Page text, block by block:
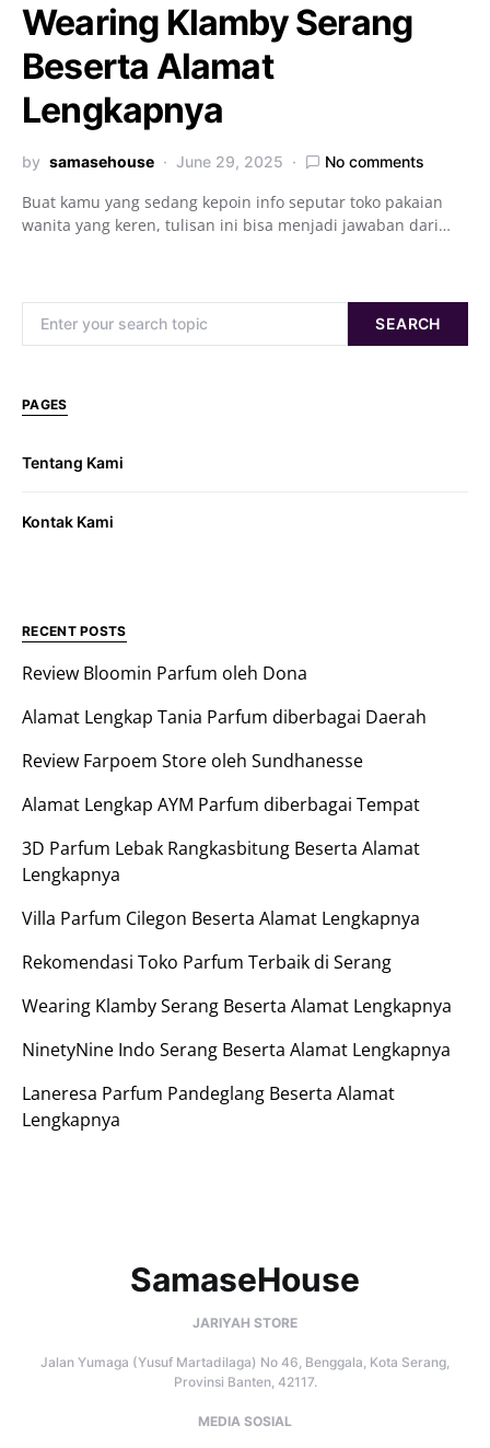
Wearing Klamby Serang
Beserta Alamat
Lengkapnya
by samasehouse June 29, 2025 No comments
Buat kamu yang sedang kepoin info seputar toko pakaian
wanita yang keren, tulisan ini bisa menjadi jawaban dari…
SEARCH
PAGES
Tentang Kami
Kontak Kami
RECENT POSTS
Review Bloomin Parfum oleh Dona
Alamat Lengkap Tania Parfum diberbagai Daerah
Review Farpoem Store oleh Sundhanesse
Alamat Lengkap AYM Parfum diberbagai Tempat
3D Parfum Lebak Rangkasbitung Beserta Alamat
Lengkapnya
Villa Parfum Cilegon Beserta Alamat Lengkapnya
Rekomendasi Toko Parfum Terbaik di Serang
Wearing Klamby Serang Beserta Alamat Lengkapnya
NinetyNine Indo Serang Beserta Alamat Lengkapnya
Laneresa Parfum Pandeglang Beserta Alamat
Lengkapnya
SamaseHouse
JARIYAH STORE
Jalan Yumaga (Yusuf Martadilaga) No 46, Benggala, Kota Serang,
Provinsi Banten, 42117.
MEDIA SOSIAL